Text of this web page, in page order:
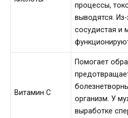
процессы,
выводятся.
сосудистая и
Витамин C
Помогает
организм. У
выработке